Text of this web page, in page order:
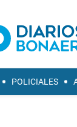
POLICIALES